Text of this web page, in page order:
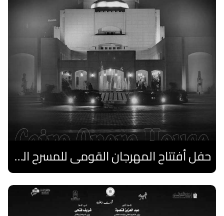
حفل أفتتاح المهرجان القومى للمسرح الصرى
اقرا المزيد